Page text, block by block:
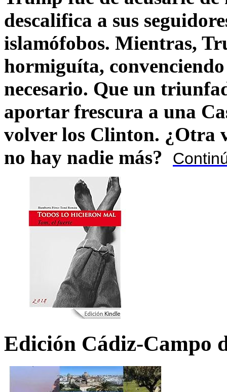
descalifica a sus
islamófobos. Mientras,
hormiguíta,
necesario. Que un
aportar frescura a una
volver los Clinton. ¿Otra
no hay nadie más?
Edición Cádiz-Campo